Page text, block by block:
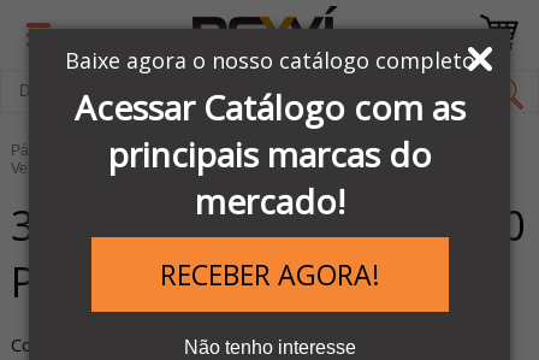
Baixe agora o nosso catálogo completo
Acessar Catálogo com as
principais marcas do
mercado!
RECEBER AGORA!
Não tenho interesse
Página Inicial
LINHA VENTOSAS E BOMBAS PIAB
Ventosas de Vácuo
Ventosas Redondas
3150132P - VENTOSA F110
PLANA NPV PR F110.30
Cod. do Produto: 35053